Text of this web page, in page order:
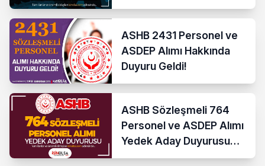
Olacak?
ASHB 2431 Personel ve
ASDEP Alımı Hakkında
Duyuru Geldi!
ASHB Sözleşmeli 764
Personel ve ASDEP Alımı
Yedek Aday Duyurusu
Yayımladı!